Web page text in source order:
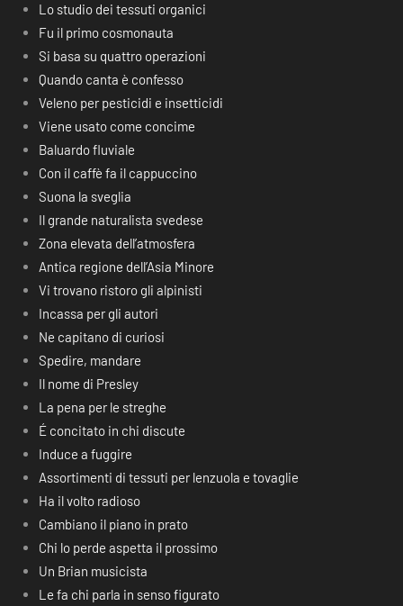
Lo studio dei tessuti organici
Fu il primo cosmonauta
Si basa su quattro operazioni
Quando canta è confesso
Veleno per pesticidi e insetticidi
Viene usato come concime
Baluardo fluviale
Con il caffè fa il cappuccino
Suona la sveglia
Il grande naturalista svedese
Zona elevata dell’atmosfera
Antica regione dell’Asia Minore
Vi trovano ristoro gli alpinisti
Incassa per gli autori
Ne capitano di curiosi
Spedire, mandare
Il nome di Presley
La pena per le streghe
É concitato in chi discute
Induce a fuggire
Assortimenti di tessuti per lenzuola e tovaglie
Ha il volto radioso
Cambiano il piano in prato
Chi lo perde aspetta il prossimo
Un Brian musicista
Le fa chi parla in senso figurato